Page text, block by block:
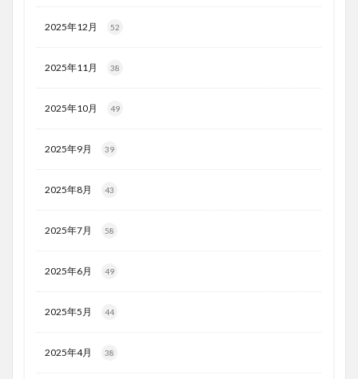
2025年12月 52
2025年11月 38
2025年10月 49
2025年9月 39
2025年8月 43
2025年7月 58
2025年6月 49
2025年5月 44
2025年4月 38